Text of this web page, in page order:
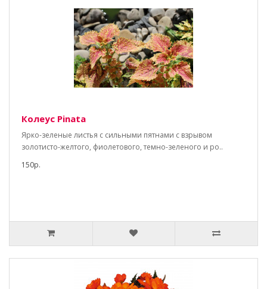
Колеус Pinata
Ярко-зеленые листья с сильными пятнами с взрывом
золотисто-желтого, фиолетового, темно-зеленого и ро..
150р.